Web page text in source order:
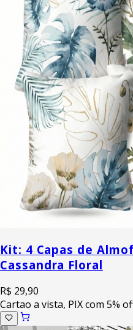
Kit: 4 Capas de
Cassandra Floral
R$ 29,90
Cartao a vista, PIX com 5%